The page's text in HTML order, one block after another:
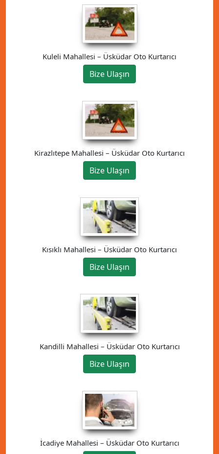
Kuleli Mahallesi – Üsküdar Oto Kurtarıcı
Bize Ulaşın
Kirazlıtepe Mahallesi – Üsküdar Oto Kurtarıcı
Bize Ulaşın
Kısıklı Mahallesi – Üsküdar Oto Kurtarıcı
Bize Ulaşın
Kandilli Mahallesi – Üsküdar Oto Kurtarıcı
Bize Ulaşın
İcadiye Mahallesi – Üsküdar Oto Kurtarıcı